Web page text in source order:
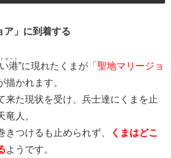
ア」に到着する
港
ポート
”に現れたくまが 「聖地マリージョ
描かれます。
来た現状を受け、兵士達にくまを止
人。
つけるも止められず、
くまはどこ
ようです。